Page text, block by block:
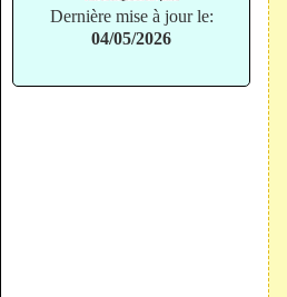
Dernière mise à jour le:
04/05/2026